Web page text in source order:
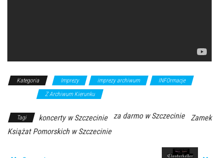
Kategoria Imprezy imprezy archiwum
INFOrmacje
Z Archiwum Kierunku
Tagi koncerty w Szczecinie za darmo w Szczecinie
Zamek
Książat Pomorskich w Szczecinie